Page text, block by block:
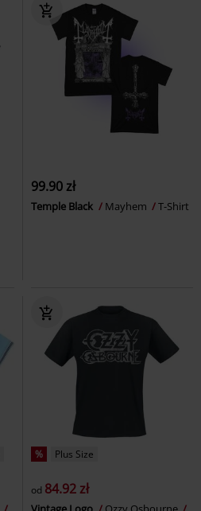
99.90 zł
Temple Black Mayhem T-Shirt
% Plus Size
od 84.92 zł